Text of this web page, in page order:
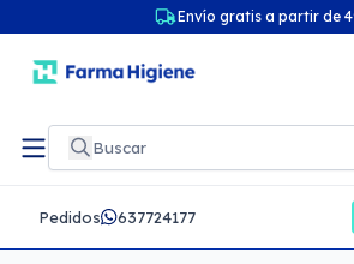
Envío gratis a partir de
Pedidos 637724177